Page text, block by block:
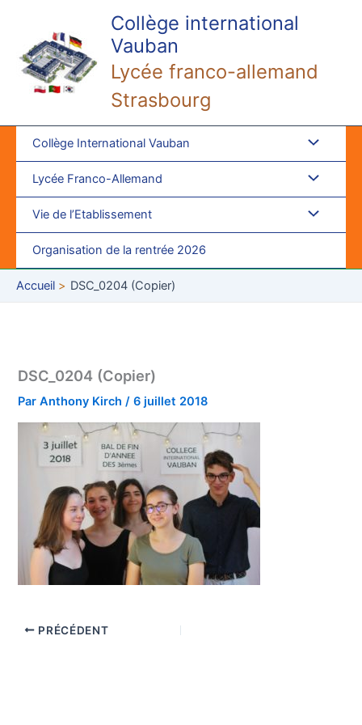
contenu
Collège international
Vauban
Lycée franco-allemand
Strasbourg
Collège International Vauban
Lycée Franco-Allemand
Vie de l’Etablissement
Organisation de la rentrée 2026
Accueil DSC_0204 (Copier)
DSC_0204 (Copier)
ParAnthony Kirch/6 juillet 2018
PRÉCÉDENT